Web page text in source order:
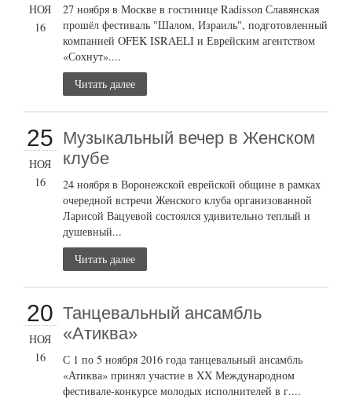
НОЯ
16
27 ноября в Москве в гостинице Radisson Славянская
прошёл фестиваль "Шалом, Израиль", подготовленный
компанией OFEK ISRAELI и Еврейским агентством
«Сохнут»....
Читать далее
25
НОЯ
16
Музыкальный вечер в Женском
клубе
24 ноября в Воронежской еврейской общине в рамках
очередной встречи Женского клуба организованной
Ларисой Вацуевой состоялся удивительно теплый и
душевный...
Читать далее
20
НОЯ
16
Танцевальный ансамбль
«Атиква»
С 1 по 5 ноября 2016 года танцевальный ансамбль
«Атиква» принял участие в XX Международном
фестивале-конкурсе молодых исполнителей в г....